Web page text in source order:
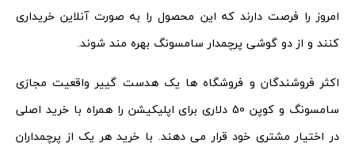
امروز را فرصت دارند که این محصول را به صورت آنلاین خریداری
کنند و از دو گوشی پرچمدار سامسونگ بهره مند شوند.
اکثر فروشندگان و فروشگاه ها یک هدست گییر واقعیت مجازی
سامسونگ و کوپن 50 دلاری برای اپلیکیشن را همراه با خرید اصلی
در اختیار مشتری خود قرار می دهند. با خرید هر یک از پرچمداران